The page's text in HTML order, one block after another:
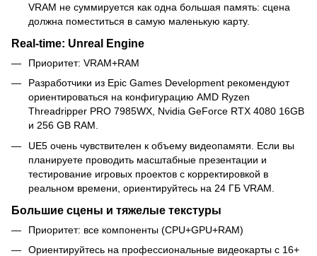
VRAM не суммируется как одна большая память: сцена
должна поместиться в самую маленькую карту.
Real-time: Unreal Engine
Приоритет: VRAM+RAM
Разработчики из Epic Games Development рекомендуют
ориентироваться на конфигурацию AMD Ryzen
Threadripper PRO 7985WX, Nvidia GeForce RTX 4080 16GB
и 256 GB RAM.
UE5 очень чувствителен к объему видеопамяти. Если вы
планируете проводить масштабные презентации и
тестирование игровых проектов с корректировкой в
реальном времени, ориентируйтесь на 24 ГБ VRAM.
Большие сцены и тяжелые текстуры
Приоритет: все компоненты (CPU+GPU+RAM)
Ориентируйтесь на профессиональные видеокарты с 16+